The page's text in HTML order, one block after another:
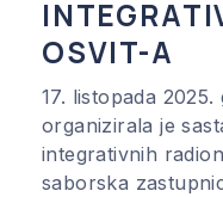
OSVIT-A
17. listopada
organizirala je
integrativnih
saborska